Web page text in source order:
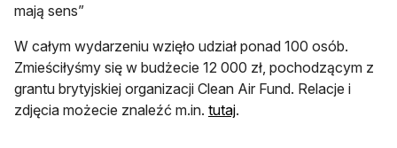
mają sens”
W całym wydarzeniu wzięło udział ponad 100 osób.
Zmieściłyśmy się w budżecie 12 000 zł, pochodzącym z
grantu brytyjskiej organizacji Clean Air Fund. Relacje i
zdjęcia możecie znaleźć m.in. tutajotwiera się w nowej
.